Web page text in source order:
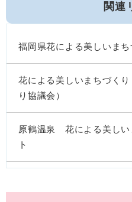
関連
福岡県花による美しいまち
花による美しいまちづく
り協議会）
原鶴温泉 花による美しい
ト